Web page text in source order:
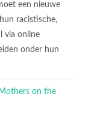
een nieuwe
racistische,
via online
onder hun